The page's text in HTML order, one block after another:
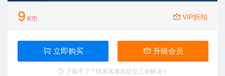
9 R币 VIP折扣
立即购买 升级会员
下载不了？联系客服或提交工单解决！